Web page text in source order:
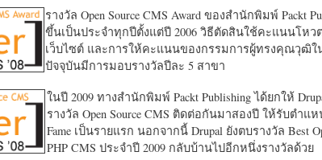
รางวัล Open Source CMS Award ของสำนักพิมพ์ Packt
ขึ้นเป็นประจำทุกปีตั้งแต่ปี 2006 วิธีตัดสินใช้คะแนนโหว
เว็บไซต์ และการให้คะแนนของกรรมการผู้ทรงคุณวุฒิใ
ปัจจุบันมีการมอบรางวัลปีละ 5 สาขา
ในปี 2009 ทางสำนักพิมพ์ Packt Publishing ได้ยกให้
รางวัล Open Source CMS ติดต่อกันมาสองปี ให้รับตำแ
Fame เป็นรายแรก นอกจากนี้ Drupal ยังตบรางวัล Best
PHP CMS ประจำปี 2009 กลับบ้านไปอีกหนึ่งรางวัลด้วย